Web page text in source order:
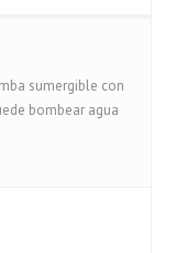
sumergible con
bombear agua